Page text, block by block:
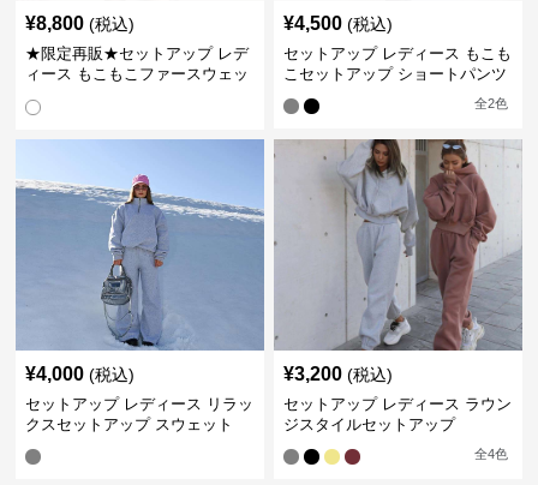
¥8,800 (税込)
★限定再販★セットアップ レデ
ィース もこもこファースウェッ
¥4,500 (税込)
セットアップ レディース もこも
こセットアップ ショートパンツ
全2色
¥4,000 (税込)
セットアップ レディース リラッ
クスセットアップ スウェット
¥3,200 (税込)
セットアップ レディース ラウン
ジスタイルセットアップ
全4色